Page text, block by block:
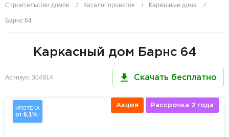
Строительство домов Каталог проектов Каркасные дома
Барнс 64
Каркасный дом Барнс 64
Артикул: 304914 Скачать бесплатно
ИПОТЕКА
от 6,1%
Акция Рассрочка 2 года